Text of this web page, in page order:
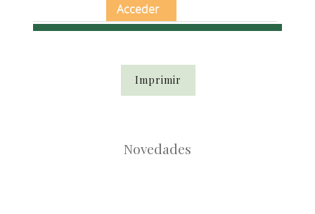
Acceder
Imprimir
Novedades